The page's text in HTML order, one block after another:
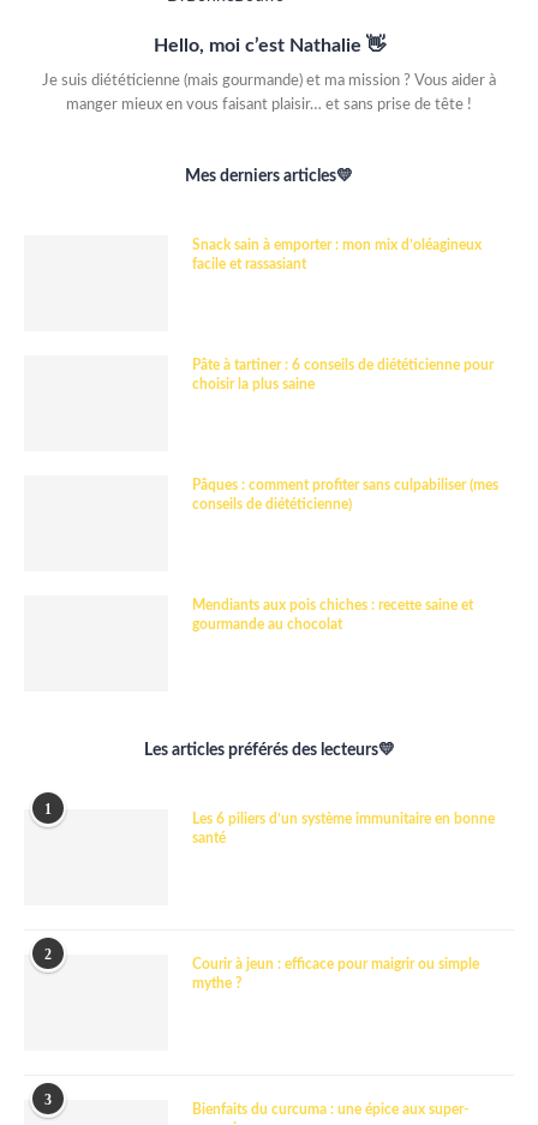
Hello, moi c’est Nathalie 👋
Je suis diététicienne (mais gourmande) et ma mission ? Vous aider à
manger mieux en vous faisant plaisir… et sans prise de tête !
Mes derniers articles💛
Snack sain à emporter : mon mix d’oléagineux
facile et rassasiant
Pâte à tartiner : 6 conseils de diététicienne pour
choisir la plus saine
Pâques : comment profiter sans culpabiliser (mes
conseils de diététicienne)
Mendiants aux pois chiches : recette saine et
gourmande au chocolat
Les articles préférés des lecteurs💛
1
Les 6 piliers d’un système immunitaire en bonne
santé
2
Courir à jeun : efficace pour maigrir ou simple
mythe ?
3
Bienfaits du curcuma : une épice aux super-